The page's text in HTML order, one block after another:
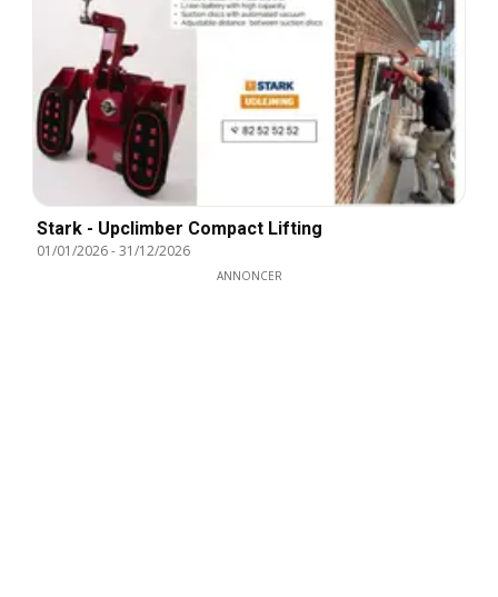
Stark - Upclimber Compact Lifting
01/01/2026-31/12/2026
ANNONCER